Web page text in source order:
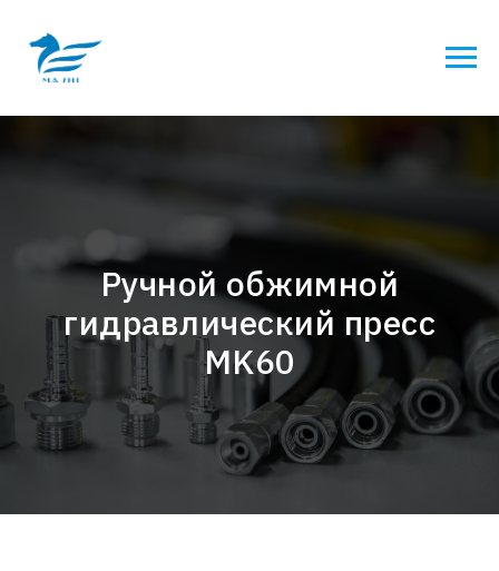
Ручной обжимной
гидравлический пресс
MK60